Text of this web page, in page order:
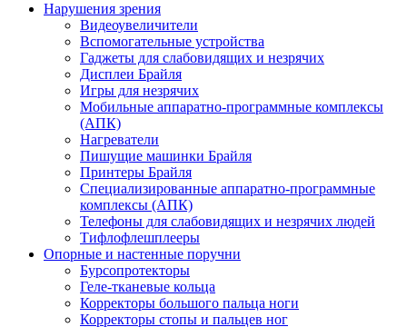
Нарушения зрения
Видеоувеличители
Вспомогательные устройства
Гаджеты для слабовидящих и незрячих
Дисплеи Брайля
Игры для незрячих
Мобильные аппаратно-программные комплексы
(АПК)
Нагреватели
Пишущие машинки Брайля
Принтеры Брайля
Специализированные аппаратно-программные
комплексы (АПК)
Телефоны для слабовидящих и незрячих людей
Тифлофлешплееры
Опорные и настенные поручни
Бурсопротекторы
Геле-тканевые кольца
Корректоры большого пальца ноги
Корректоры стопы и пальцев ног